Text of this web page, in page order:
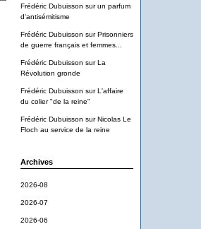
Frédéric Dubuisson surun parfum
d'antisémitisme
Frédéric Dubuisson surPrisonniers
de guerre français et femmes...
Frédéric Dubuisson surLa
Révolution gronde
Frédéric Dubuisson surL'affaire
du colier "de la reine"
Frédéric Dubuisson surNicolas Le
Floch au service de la reine
Archives
2026-08
2026-07
2026-06